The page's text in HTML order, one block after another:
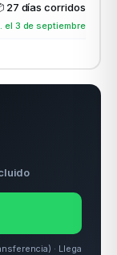
27 días corridos
el 3 de septiembre
· Llega